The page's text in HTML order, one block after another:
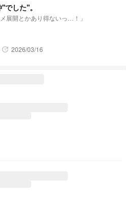
した''。
展開とかあり得ないっ…！」
update 2026/03/16